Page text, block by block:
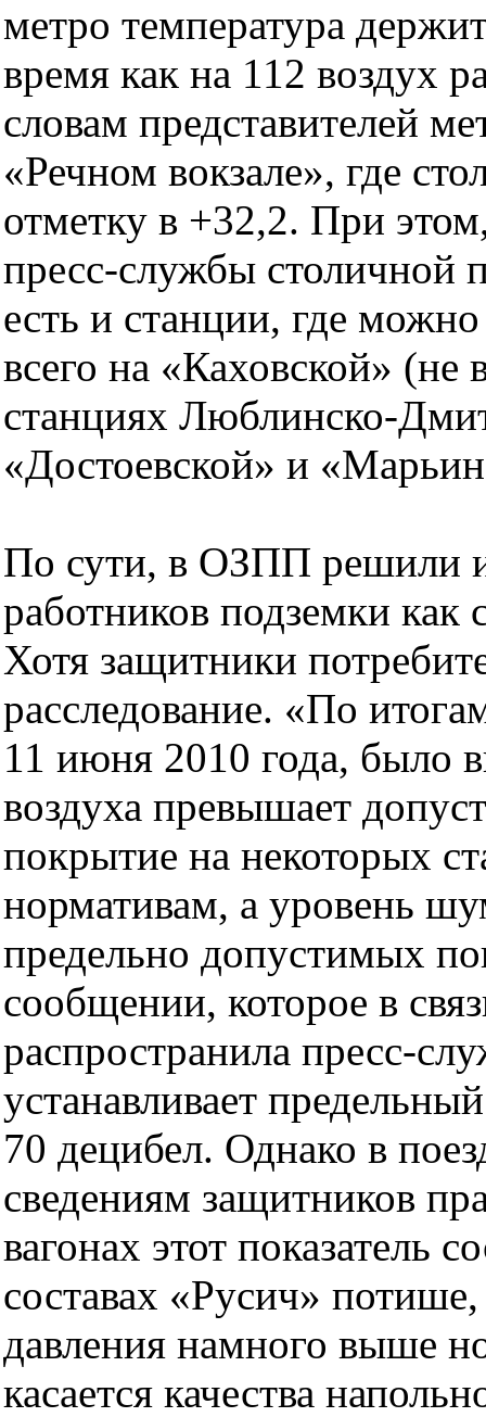
метро температура
время как на 112 воздух
словам представителей
«Речном вокзале», где
отметку в +32,2. При
пресс-службы столичной
есть и станции, где
всего на «Каховской»
станциях Люблинско-
«Достоевской» и
По сути, в ОЗПП решили
работников подземки как
Хотя защитники
расследование. «По
11 июня 2010 года, было
воздуха превышает
покрытие на некоторых
нормативам, а уровень
предельно допустимых
сообщении, которое в
распространила пресс-
устанавливает
70 децибел. Однако в
сведениям защитников
вагонах этот показатель
составах «Русич»
давления намного выше
касается качества